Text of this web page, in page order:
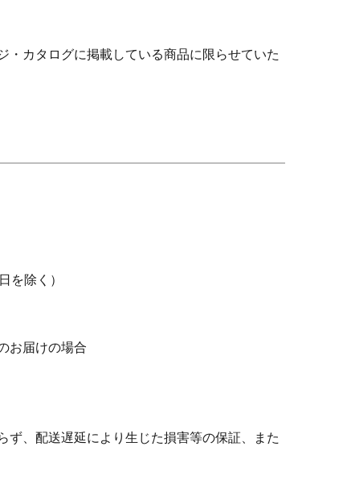
・カタログに掲載している商品に限らせていた
を除く）
お届けの場合
ず、配送遅延により生じた損害等の保証、また